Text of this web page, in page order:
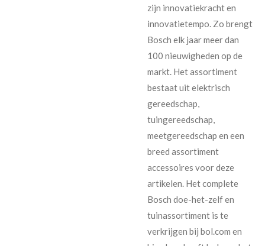
zijn innovatiekracht en
innovatietempo. Zo brengt
Bosch elk jaar meer dan
100 nieuwigheden op de
markt. Het assortiment
bestaat uit elektrisch
gereedschap,
tuingereedschap,
meetgereedschap en een
breed assortiment
accessoires voor deze
artikelen. Het complete
Bosch doe-het-zelf en
tuinassortiment is te
verkrijgen bij bol.com en